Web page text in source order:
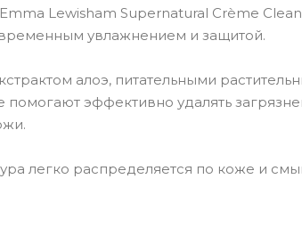
Lewisham Supernatural Crème
увлажнением и защитой.
алоэ, питательными
эффективно удалять
легко распределяется по коже и